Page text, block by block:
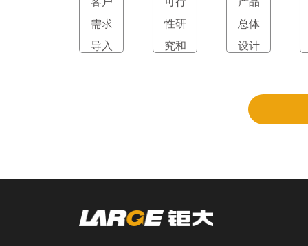
需求
导入
性研
究和
总体
设计